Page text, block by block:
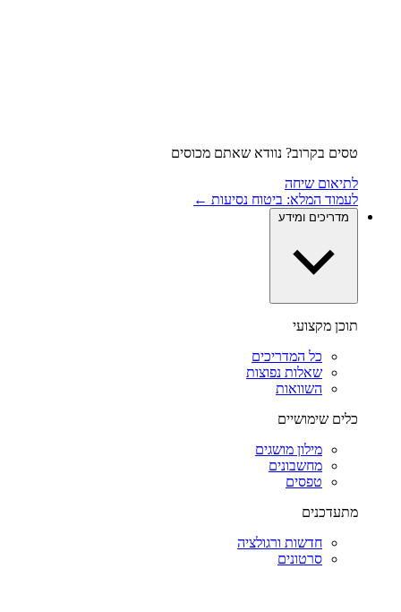
טסים בקרוב? נוודא שאתם מכוסים
לתיאום שיחה
לעמוד המלא: ביטוח נסיעות ←
מדריכים ומידע
תוכן מקצועי
כל המדריכים
שאלות נפוצות
השוואות
כלים שימושיים
מילון מושגים
מחשבונים
טפסים
מתעדכנים
חדשות ורגולציה
סרטונים